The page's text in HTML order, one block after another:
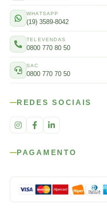
WHATSAPP
(19) 3589-8042
TELEVENDAS
0800 770 80 50
SAC
0800 770 70 50
REDES SOCIAIS
PAGAMENTO